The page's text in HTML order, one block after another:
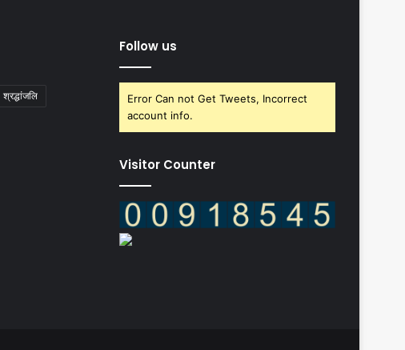
श्रद्धांजलि
Follow us
Error Can not Get Tweets, Incorrect
account info.
Visitor Counter